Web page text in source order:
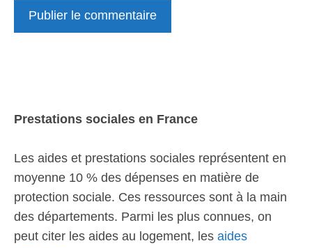
Prestations sociales en France
Les aides et prestations sociales représentent en
moyenne 10 % des dépenses en matière de
protection sociale. Ces ressources sont à la main
des départements. Parmi les plus connues, on
peut citer les aides au logement, les aides